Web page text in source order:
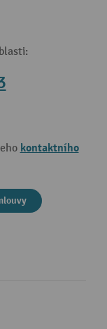
kontaktního